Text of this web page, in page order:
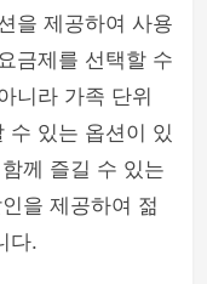
을 제공하여 사용
금제를 선택할 수
니라 가족 단위
수 있는 옵션이 있
께 즐길 수 있는
을 제공하여 젊
다.